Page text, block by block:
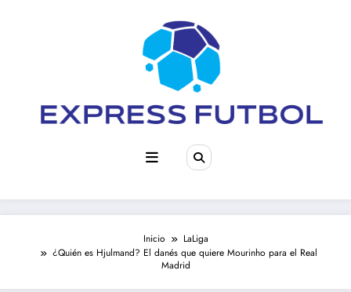
Inicio
LaLiga
¿Quién es Hjulmand? El danés que quiere Mourinho para el Real
Madrid